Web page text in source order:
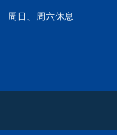
周日、周六休息